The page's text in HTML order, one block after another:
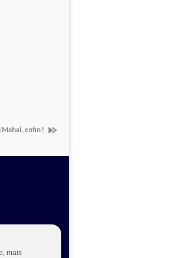
Mahal, enfin !
mais